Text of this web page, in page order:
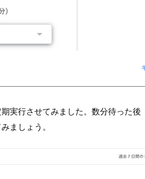
実行させてみました。数分待った後
ましょう。